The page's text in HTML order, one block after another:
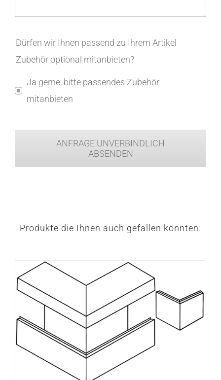
Dürfen wir Ihnen passend zu Ihrem Artikel
Zubehör optional mitanbieten?
Ja gerne, bitte passendes Zubehör
mitanbieten
ANFRAGE UNVERBINDLICH
ABSENDEN
Produkte die Ihnen auch gefallen könnten: